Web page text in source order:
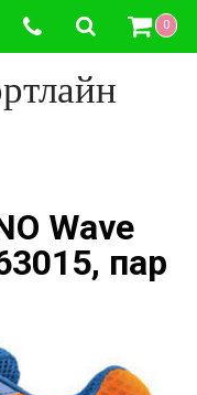
0
Wave
пар